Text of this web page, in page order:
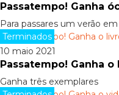
Passatempo! Ganha
Para passares um verão
Terminados
10 maio 2021
Passatempo! Ganha o
Ganha três exemplares